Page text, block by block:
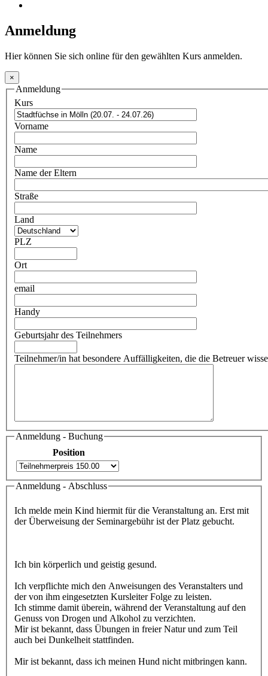
Anmeldung
Hier können Sie sich online für den gewählten Kurs anmelden.
×
Anmeldung
Kurs
Vorname
Name
Name der Eltern
Straße
Land
PLZ
Ort
email
Handy
Geburtsjahr des Teilnehmers
Teilnehmer/in hat besondere Auffälligkeiten, die die Betreuer
Anmeldung - Buchung
Position
Anmeldung - Abschluss
Ich melde mein Kind hiermit für die Veranstaltung an. Erst mit
der Überweisung der Seminargebühr ist der Platz gebucht.
Ich bin körperlich und geistig gesund.
Ich verpflichte mich den Anweisungen des Veranstalters und
der von ihm eingesetzten Kursleiter Folge zu leisten.
Ich stimme damit überein, während der Veranstaltung auf den
Genuss von Drogen und Alkohol zu verzichten.
Mir ist bekannt, dass Übungen in freier Natur und zum Teil
auch bei Dunkelheit stattfinden.
Mir ist bekannt, dass ich meinen Hund nicht mitbringen kann.